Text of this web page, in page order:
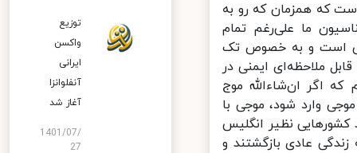
که همزمان که رو به
ما علی‌رغم تمام
است و به خصوص تک
ملاحظه‌ای ایمنی در
اگر ان‌شاءالله موج
وارد شود، موجی با
نظیر انگلیس
عادی بازگشتند و
توزیع
واکسن
ایرانی
آنفلوانزا
آغاز شد
1401/07/
27